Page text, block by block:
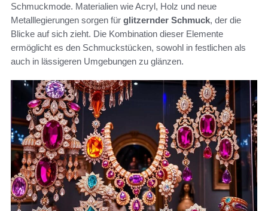
Schmuckmode. Materialien wie Acryl, Holz und neue
Metalllegierungen sorgen für glitzernder Schmuck, der die
Blicke auf sich zieht. Die Kombination dieser Elemente
ermöglicht es den Schmuckstücken, sowohl in festlichen als
auch in lässigeren Umgebungen zu glänzen.